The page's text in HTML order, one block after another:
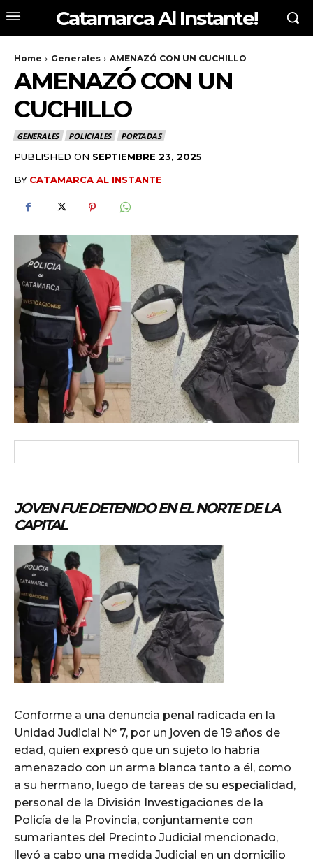
Catamarca Al Instante!
Home Generales AMENAZÓ CON UN CUCHILLO
AMENAZÓ CON UN
CUCHILLO
GENERALES POLICIALES PORTADAS
PUBLISHED ON SEPTIEMBRE 23, 2025
BY CATAMARCA AL INSTANTE
JOVEN FUE DETENIDO EN EL NORTE DE LA
CAPITAL
Conforme a una denuncia penal radicada en la
Unidad Judicial N° 7, por un joven de 19 años de
edad, quien expresó que un sujeto lo habría
amenazado con un arma blanca tanto a él, como
a su hermano, luego de tareas de su especialidad,
personal de la División Investigaciones de la
Policía de la Provincia, conjuntamente con
sumariantes del Precinto Judicial mencionado,
llevó a cabo una medida Judicial en un domicilio